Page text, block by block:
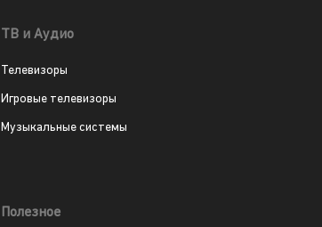
ТВ и Аудио
Телевизоры
Игровые телевизоры
Музыкальные системы
Полезное